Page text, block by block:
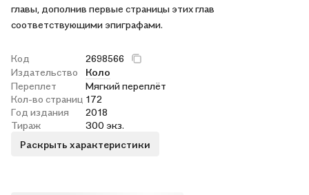
главы, дополнив первые страницы этих глав
соответствующими эпиграфами.
Код
2698566
Издательство
Коло
Переплет
Мягкий переплёт
Кол-во страниц 172
Год издания
2018
Тираж
300 экз.
Раскрыть характеристики